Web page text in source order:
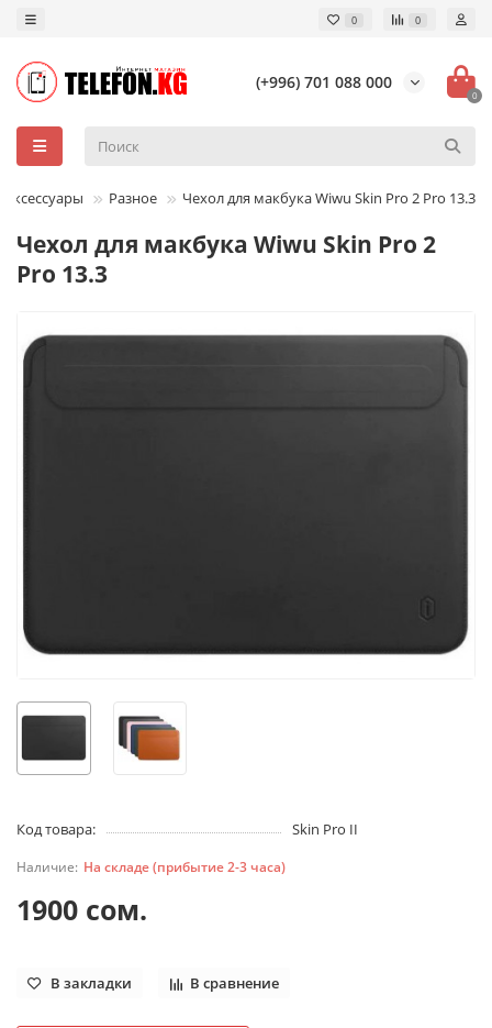
0 0
(+996) 701 088 000
0
Аксессуары Разное Чехол для макбука Wiwu Skin Pro 2 Pro 13.3
Чехол для макбука Wiwu Skin Pro 2
Pro 13.3
Код товара: Skin Pro II
На складе (прибытие 2-3 часа)
1900 сом.
В закладки В сравнение